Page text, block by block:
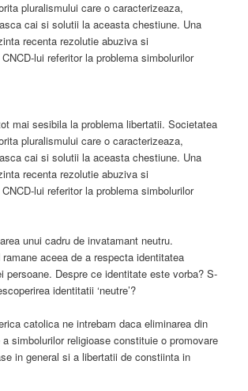
pluralismului care o caracterizeaza,
cai si solutii la aceasta chestiune. Una
recenta rezolutie abuziva si
lui referitor la problema simbolurilor
mai sesibila la problema libertatii. Societatea
pluralismului care o caracterizeaza,
cai si solutii la aceasta chestiune. Una
recenta rezolutie abuziva si
lui referitor la problema simbolurilor
unui cadru de invatamant neutru.
aceea de a respecta identitatea
persoane. Despre ce identitate este vorba? S-
identitatii ‘neutre’?
catolica ne intrebam daca eliminarea din
simbolurilor religioase constituie o promovare
in general si a libertatii de constiinta in